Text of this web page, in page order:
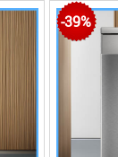
-39%